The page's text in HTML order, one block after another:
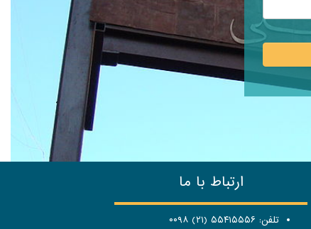
ارتباط با ما
تلفن: ۵۵۴۱۵۵۵۶ (۲۱) ۰۰۹۸